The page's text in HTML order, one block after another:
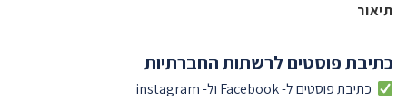
תיאור
כתיבת פוסטים לרשתות החברתיות
כתיבת פוסטים ל- Facebook ול- instagram